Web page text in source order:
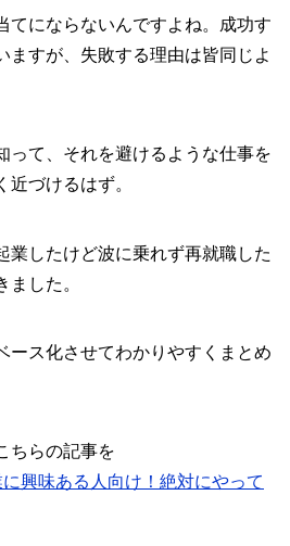
てにならないんですよね。成功す
ますが、失敗する理由は皆同じよ
って、それを避けるような仕事を
づけるはず。
業したけど波に乗れず再就職した
ました。
ース化させてわかりやすくまとめ
ちらの記事を
興味ある人向け！絶対にやって